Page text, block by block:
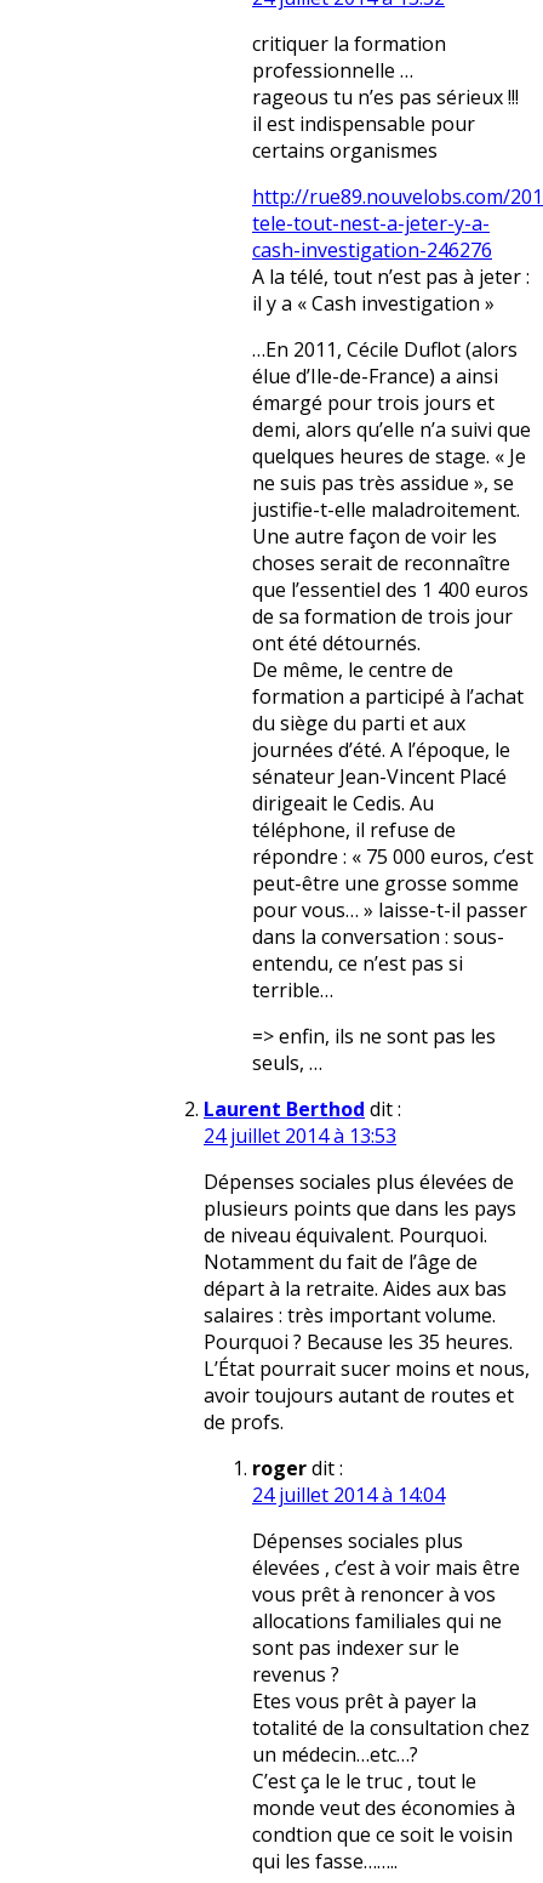
critiquer la formation
professionnelle …
rageous tu n’es pas sérieux !!!
il est indispensable pour
certains organismes
http://rue89.nouvelobs.com/
tele-tout-nest-a-jeter-y-a-
cash-investigation-246276
A la télé, tout n’est pas à jeter :
il y a « Cash investigation »
…En 2011, Cécile Duflot (alors
élue d’Ile-de-France) a ainsi
émargé pour trois jours et
demi, alors qu’elle n’a suivi que
quelques heures de stage. « Je
ne suis pas très assidue », se
justifie-t-elle maladroitement.
Une autre façon de voir les
choses serait de reconnaître
que l’essentiel des 1 400 euros
de sa formation de trois jour
ont été détournés.
De même, le centre de
formation a participé à l’achat
du siège du parti et aux
journées d’été. A l’époque, le
sénateur Jean-Vincent Placé
dirigeait le Cedis. Au
téléphone, il refuse de
répondre : « 75 000 euros, c’est
peut-être une grosse somme
pour vous… » laisse-t-il passer
dans la conversation : sous-
entendu, ce n’est pas si
terrible…
=> enfin, ils ne sont pas les
seuls, …
Laurent Berthod dit :
24 juillet 2014 à 13:53
Dépenses sociales plus élevées de
plusieurs points que dans les pays
de niveau équivalent. Pourquoi.
Notamment du fait de l’âge de
départ à la retraite. Aides aux bas
salaires : très important volume.
Pourquoi ? Because les 35 heures.
L’État pourrait sucer moins et nous,
avoir toujours autant de routes et
de profs.
rogerdit :
24 juillet 2014 à 14:04
Dépenses sociales plus
élevées , c’est à voir mais être
vous prêt à renoncer à vos
allocations familiales qui ne
sont pas indexer sur le
revenus ?
Etes vous prêt à payer la
totalité de la consultation chez
un médecin…etc…?
C’est ça le le truc , tout le
monde veut des économies à
condtion que ce soit le voisin
qui les fasse……..